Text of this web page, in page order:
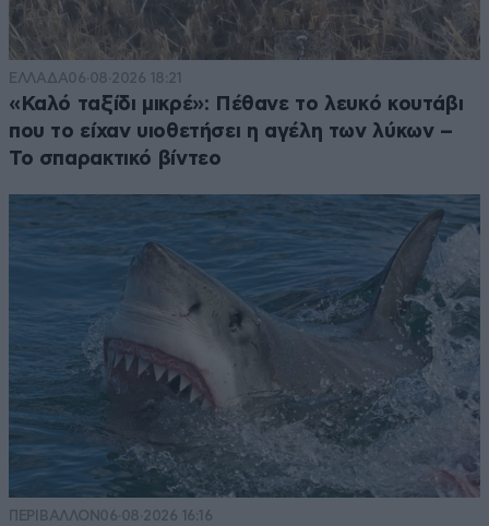
ΕΛΛΑΔΑ06·08·2026 18:21
«Καλό ταξίδι μικρέ»: Πέθανε το λευκό κουτάβι
που το είχαν υιοθετήσει η αγέλη των λύκων –
Το σπαρακτικό βίντεο
ΠΕΡΙΒΑΛΛΟΝ 06·08·2026 16:16